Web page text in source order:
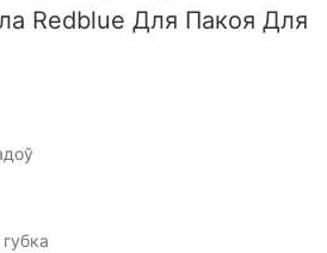
Redblue Для Пакоя Для